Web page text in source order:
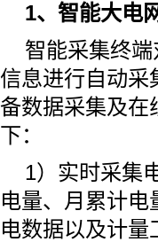
1、智能大电
智能采集终
信息进行自动采
备数据采集及在
下：
1）实时采集
电量、月累计
电数据以及计量